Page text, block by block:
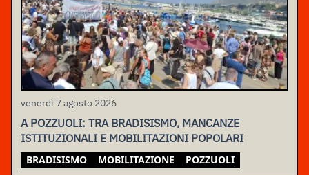
venerdì 7 agosto 2026
A POZZUOLI: TRA BRADISISMO, MANCANZE
ISTITUZIONALI E MOBILITAZIONI POPOLARI
BRADISISMO MOBILITAZIONE POZZUOLI